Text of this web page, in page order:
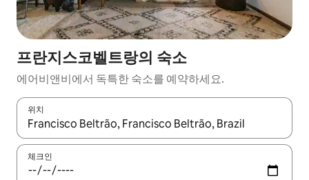
프란지스코벨트랑의 숙소
에어비앤비에서 독특한 숙소를 예약하세요.
위치
결과가 나오면 위·아래 화살표 키를 사용하거나 터치 또는 스와이
체크인